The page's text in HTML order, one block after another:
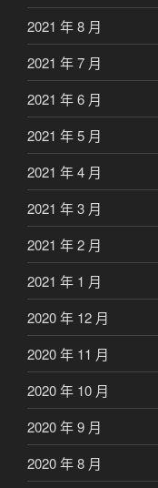
2021 年 8 月
2021 年 7 月
2021 年 6 月
2021 年 5 月
2021 年 4 月
2021 年 3 月
2021 年 2 月
2021 年 1 月
2020 年 12 月
2020 年 11 月
2020 年 10 月
2020 年 9 月
2020 年 8 月